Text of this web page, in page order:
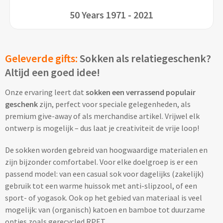
Plunjezakken bedrukken
Overige tassen
Autotassen bedrukken
Crossbody tassen bedrukken
Fietstassen bedrukken
Heuptassen bedrukken
Toilettassen bedrukken
Custom made (regen)poncho's
Kantoor
Custom made muismatten
Custom made notes & notitieboekjes
Custom made webcam covers
Custom made USB sticks
Home & Living
Stilolinea
Alle categoriën
Alle categoriën
Sagaform
Swiss Peak
Vinga
50 Years 1971 - 2021
Geleverde gifts:Sokken als relatiegeschenk?
Altijd een goed idee!
Onze ervaring leert dat sokken een verrassend populair
geschenkzijn, perfect voor speciale gelegenheden, als
premium give-away of als merchandise artikel. Vrijwel elk
ontwerp is mogelijk – dus laat je creativiteit de vrije loop!
De sokken worden gebreid van hoogwaardige materialen en
zijn bijzonder comfortabel. Voor elke doelgroep is er een
passend model: van een casual sok voor dagelijks (zakelijk)
gebruik tot een warme huissok met anti-slipzool, of een
sport- of yogasok. Ook op het gebied van materiaal is veel
mogelijk: van (organisch) katoen en bamboe tot duurzame